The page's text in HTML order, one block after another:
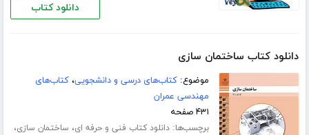
دانلود کتاب
دانلود کتاب ساختمان سازی
موضوع:کتاب‌های درسی و دانشجویی،کتاب‌های
مهندسی عمران
۴۳۱ صفحه
برچسب‌ها:دانلود کتاب فنی و حرفه ای، ساختمان سازی،